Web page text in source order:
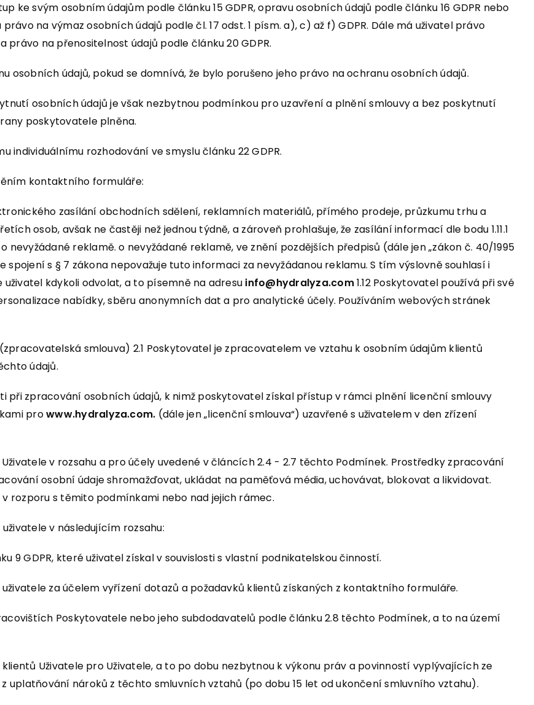
ke svým osobním údajům podle článku 15 GDPR, opravu osobních údajů podle článku 16 GDPR nebo
na výmaz osobních údajů podle čl. 17 odst. 1 písm. a), c) až f) GDPR. Dále má uživatel právo
na přenositelnost údajů podle článku 20 GDPR.
osobních údajů, pokud se domnívá, že bylo porušeno jeho právo na ochranu osobních údajů.
osobních údajů je však nezbytnou podmínkou pro uzavření a plnění smlouvy a bez poskytnutí
poskytovatele plněna.
individuálnímu rozhodování ve smyslu článku 22 GDPR.
kontaktního formuláře:
zasílání obchodních sdělení, reklamních materiálů, přímého prodeje, průzkumu trhu a
osob, avšak ne častěji než jednou týdně, a zároveň prohlašuje, že zasílání informací dle bodu 1.11.1
nevyžádané reklamě. o nevyžádané reklamě, ve znění pozdějších předpisů (dále jen „zákon č. 40/1995
spojení s § 7 zákona nepovažuje tuto informaci za nevyžádanou reklamu. S tím výslovně souhlasí i
kdykoli odvolat, a to písemně na adresu info@hydralyza.com1.12 Poskytovatel používá při své
nabídky, sběru anonymních dat a pro analytické účely. Používáním webových stránek
smlouva) 2.1 Poskytovatel je zpracovatelem ve vztahu k osobním údajům klientů
údajů.
při zpracování osobních údajů, k nimž poskytovatel získal přístup v rámci plnění licenční smlouvy
prowww.hydralyza.com. (dále jen „licenční smlouva“) uzavřené s uživatelem v den zřízení
v rozsahu a pro účely uvedené v článcích 2.4 - 2.7 těchto Podmínek. Prostředky zpracování
osobní údaje shromažďovat, ukládat na paměťová média, uchovávat, blokovat a likvidovat.
rozporu s těmito podmínkami nebo nad jejich rámec.
v následujícím rozsahu:
9 GDPR, které uživatel získal v souvislosti s vlastní podnikatelskou činností.
za účelem vyřízení dotazů a požadavků klientů získaných z kontaktního formuláře.
Poskytovatele nebo jeho subdodavatelů podle článku 2.8 těchto Podmínek, a to na území
Uživatele pro Uživatele, a to po dobu nezbytnou k výkonu práv a povinností vyplývajících ze
uplatňování nároků z těchto smluvních vztahů (po dobu 15 let od ukončení smluvního vztahu).